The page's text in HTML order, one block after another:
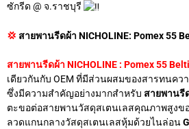
ซักรีด @ จ.ราชบุรี
💢 สายพานรีดผ้า NICHOLINE: Pomex 55
สายพานรีดผ้า NICHOLINE : Pomex 55
เดียวกันกับ OEM ที่มีส่วนผสมของสารทนคว
ซึ่งมีความสำคัญอย่างมากสำหรับ สายพานรี
ตะขอต่อสายพานวัสดุสเตนเลสคุณภาพสูงข
ลวดแกนกลางวัสดุสเตนเลสหุ้มด้วยไนล่อน